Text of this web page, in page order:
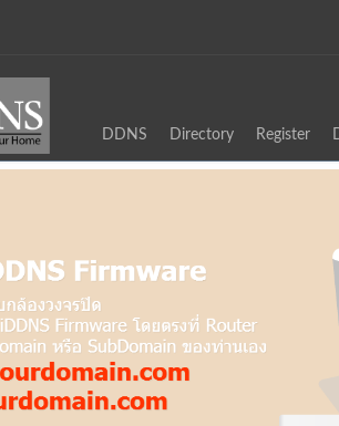
DDNS Directory Register